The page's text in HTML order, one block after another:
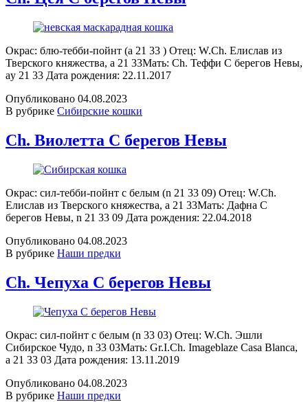
Окрас: блю-тебби-пойнт (a 21 33 ) Отец: W.Ch. Елислав из
Тверского княжества, a 21 33Мать: Ch. Теффи С берегов Невы,
ay 21 33 Дата рождения: 22.11.2017
Опубликовано 04.08.2023
В рубрике Сибирские кошки
Ch. Виолетта С берегов Невы
Окрас: сил-тебби-пойнт с белым (n 21 33 09) Отец: W.Ch.
Елислав из Тверского княжества, a 21 33Мать: Дафна С
берегов Невы, n 21 33 09 Дата рождения: 22.04.2018
Опубликовано 04.08.2023
В рубрике Наши предки
Ch. Чепуха С берегов Невы
Окрас: сил-пойнт с белым (n 33 03) Отец: W.Ch. Эшли
Сибирское Чудо, n 33 03Мать: Gr.I.Ch. Imageblaze Casa Blanca,
a 21 33 03 Дата рождения: 13.11.2019
Опубликовано 04.08.2023
В рубрике Наши предки